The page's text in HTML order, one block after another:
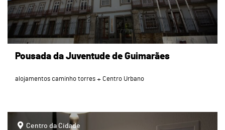
Pousada da Juventude de Guimarães
alojamentos caminho torres Centro Urbano
Centro da Cidade